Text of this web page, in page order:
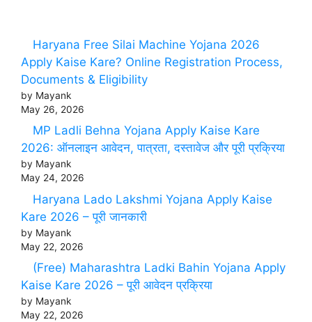
Haryana Free Silai Machine Yojana 2026
Apply Kaise Kare? Online Registration Process,
Documents & Eligibility
by Mayank
May 26, 2026
MP Ladli Behna Yojana Apply Kaise Kare
2026: ऑनलाइन आवेदन, पात्रता, दस्तावेज और पूरी प्रक्रिया
by Mayank
May 24, 2026
Haryana Lado Lakshmi Yojana Apply Kaise
Kare 2026 – पूरी जानकारी
by Mayank
May 22, 2026
(Free) Maharashtra Ladki Bahin Yojana Apply
Kaise Kare 2026 – पूरी आवेदन प्रक्रिया
by Mayank
May 22, 2026